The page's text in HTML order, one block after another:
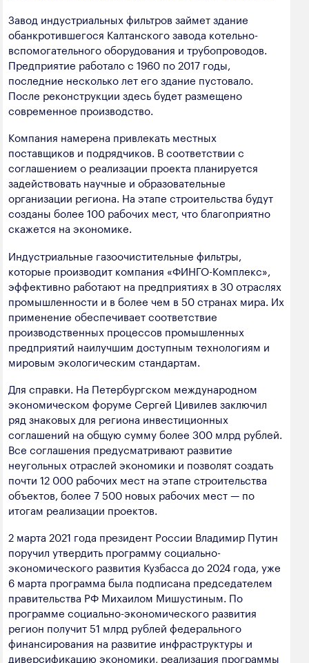
Завод индустриальных фильтров займет здание
обанкротившегося Калтанского завода котельно-
вспомогательного оборудования и трубопроводов.
Предприятие работало с 1960 по 2017 годы,
последние несколько лет его здание пустовало.
После реконструкции здесь будет размещено
современное производство.
Компания намерена привлекать местных
поставщиков и подрядчиков. В соответствии с
соглашением о реализации проекта планируется
задействовать научные и образовательные
организации региона. На этапе строительства будут
созданы более 100 рабочих мест, что благоприятно
скажется на экономике.
Индустриальные газоочистительные фильтры,
которые производит компания «ФИНГО-Комплекс»,
эффективно работают на предприятиях в 30 отраслях
промышленности и в более чем в 50 странах мира. Их
применение обеспечивает соответствие
производственных процессов промышленных
предприятий наилучшим доступным технологиям и
мировым экологическим стандартам.
Для справки. На Петербургском международном
экономическом форуме Сергей Цивилев заключил
ряд знаковых для региона инвестиционных
соглашений на общую сумму более 300 млрд рублей.
Все соглашения предусматривают развитие
неугольных отраслей экономики и позволят создать
почти 12 000 рабочих мест на этапе строительства
объектов, более 7 500 новых рабочих мест — по
итогам реализации проектов.
2 марта 2021 года президент России Владимир Путин
поручил утвердить программу социально-
экономического развития Кузбасса до 2024 года, уже
6 марта программа была подписана председателем
правительства РФ Михаилом Мишустиным. По
программе социально-экономического развития
регион получит 51 млрд рублей федерального
финансирования на развитие инфраструктуры и
диверсификацию экономики, реализация программы